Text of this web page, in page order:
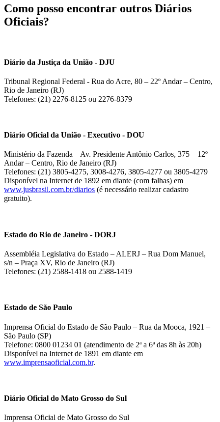
Como posso encontrar outros Diários
Oficiais?
Diário da Justiça da União - DJU
Tribunal Regional Federal - Rua do Acre, 80 – 22º Andar – Centro,
Rio de Janeiro (RJ)
Telefones: (21) 2276-8125 ou 2276-8379
Diário Oficial da União - Executivo - DOU
Ministério da Fazenda – Av. Presidente Antônio Carlos, 375 – 12º
Andar – Centro, Rio de Janeiro (RJ)
Telefones: (21) 3805-4275, 3008-4276, 3805-4277 ou 3805-4279
Disponível na Internet de 1892 em diante (com falhas) em
www.jusbrasil.com.br/diarios (é necessário realizar cadastro
gratuito).
Estado do Rio de Janeiro - DORJ
Assembléia Legislativa do Estado – ALERJ – Rua Dom Manuel,
s/n – Praça XV, Rio de Janeiro (RJ)
Telefones: (21) 2588-1418 ou 2588-1419
Estado de São Paulo
Imprensa Oficial do Estado de São Paulo – Rua da Mooca, 1921 –
São Paulo (SP)
Telefone: 0800 01234 01 (atendimento de 2ª a 6ª das 8h às 20h)
Disponível na Internet de 1891 em diante em
www.imprensaoficial.com.br.
Diário Oficial do Mato Grosso do Sul
Imprensa Oficial de Mato Grosso do Sul